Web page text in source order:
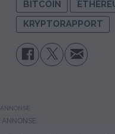
BITCOIN
KRYPTORAPPORT
ANNONSE